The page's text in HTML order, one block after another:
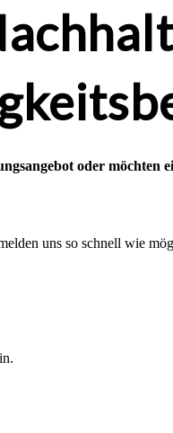
oder möchten
uns so schnell wie